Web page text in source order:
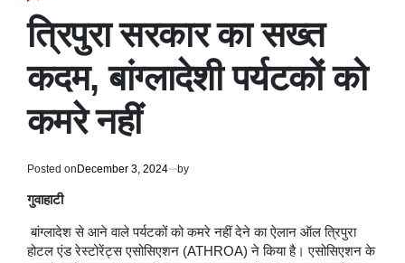
IN
त्रिपुरा सरकार का सख्त
कदम, बांग्लादेशी पर्यटकों को
कमरे नहीं
Posted onDecember 3, 2024 by
गुवाहाटी
बांग्लादेश से आने वाले पर्यटकों को कमरे नहीं देने का ऐलान ऑल त्रिपुरा
होटल एंड रेस्टोरेंट्स एसोसिएशन (ATHROA) ने किया है। एसोसिएशन के